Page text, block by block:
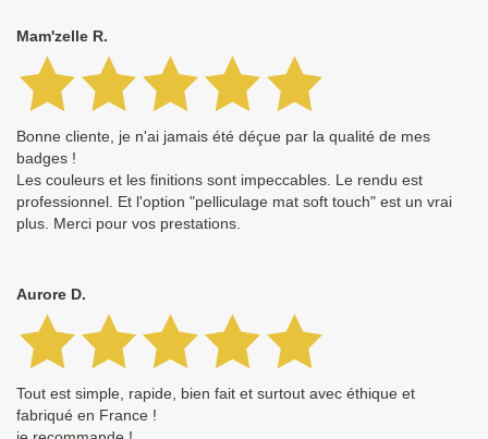
Mam'zelle R.
Bonne cliente, je n'ai jamais été déçue par la qualité de mes
badges !
Les couleurs et les finitions sont impeccables. Le rendu est
professionnel. Et l'option "pelliculage mat soft touch" est un vrai
plus. Merci pour vos prestations.
Aurore D.
Tout est simple, rapide, bien fait et surtout avec éthique et
fabriqué en France !